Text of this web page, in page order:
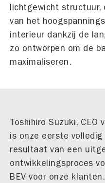
lichtgewicht structuur,
van het
interieur dankzij de
zo ontworpen om de
maximaliseren.
Toshihiro Suzuki, CEO
is onze eerste
resultaat van een
ontwikkelingsproces
BEV voor onze